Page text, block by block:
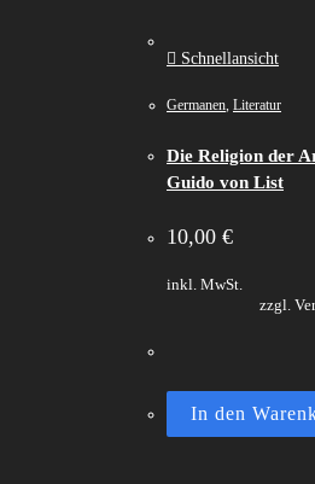
Schnellansicht
Germanen, Literatur
Die Religion der
Guido von List
10,00 €
inkl. MwSt.
zzgl.
In den